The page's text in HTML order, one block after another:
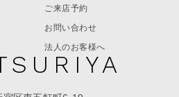
ご来店予約
お問い合わせ
法人のお客様へ